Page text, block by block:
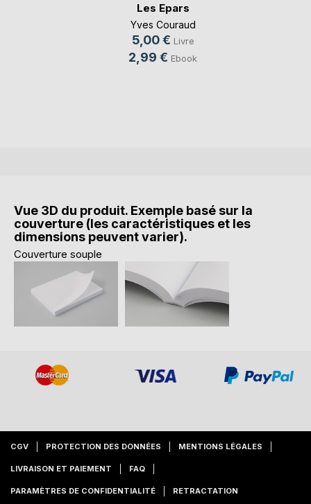
Les Epars
Yves Couraud
5,00 € Livre
2,99 € Ebook
Vue 3D du produit. Exemple basé sur la
couverture (les caractéristiques et les
dimensions peuvent varier).
Couverture souple
CGV PROTECTION DES DONNÉES MENTIONS LÉGALES
LIVRAISON ET PAIEMENT FAQ
PARAMÈTRES DE CONFIDENTIALITÉ RETRACTATION